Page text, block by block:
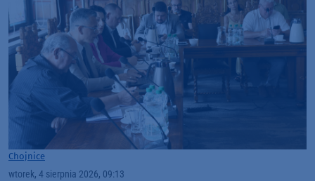
Chojnice
wtorek, 4 sierpnia 2026, 09:13